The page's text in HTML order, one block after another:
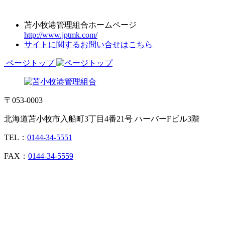
苫小牧港管理組合ホームページ
http://www.jptmk.com/
サイトに関するお問い合せはこちら
ページトップ
〒053-0003
北海道苫小牧市入船町3丁目4番21号 ハーバーFビル3階
TEL： 0144-34-5551
FAX： 0144-34-5559